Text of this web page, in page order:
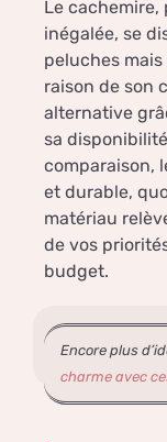
Le cachemire,
inégalée, se
peluches
raison de son
alternative
sa
comparaison,
et durable,
matériau
de vos
budget.
Encore plus
charme avec